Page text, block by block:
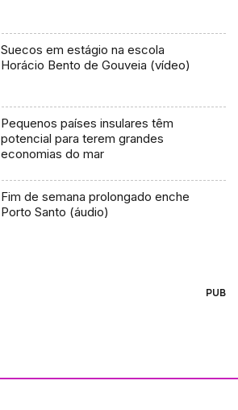
Suecos em estágio na escola
Horácio Bento de Gouveia (vídeo)
Pequenos países insulares têm
potencial para terem grandes
economias do mar
Fim de semana prolongado enche
Porto Santo (áudio)
PUB